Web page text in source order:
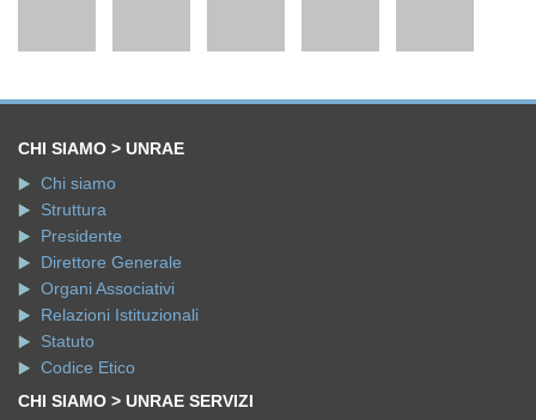
CHI SIAMO > UNRAE
Chi siamo
Struttura
Presidente
Direttore Generale
Organi Associativi
Relazioni Istituzionali
Statuto
Codice Etico
CHI SIAMO > UNRAE SERVIZI